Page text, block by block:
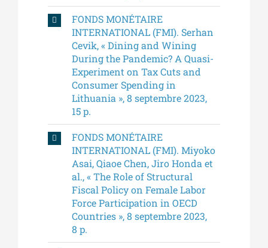
FONDS MONÉTAIRE
INTERNATIONAL (FMI). Serhan
Cevik, « Dining and Wining
During the Pandemic? A Quasi-
Experiment on Tax Cuts and
Consumer Spending in
Lithuania », 8 septembre 2023,
15 p.
FONDS MONÉTAIRE
INTERNATIONAL (FMI). Miyoko
Asai, Qiaoe Chen, Jiro Honda et
al., « The Role of Structural
Fiscal Policy on Female Labor
Force Participation in OECD
Countries », 8 septembre 2023,
8 p.